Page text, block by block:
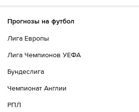
Прогнозы на футбол
Лига Европы
Лига Чемпионов УЕФА
Бундеслига
Чемпионат Англии
РПЛ